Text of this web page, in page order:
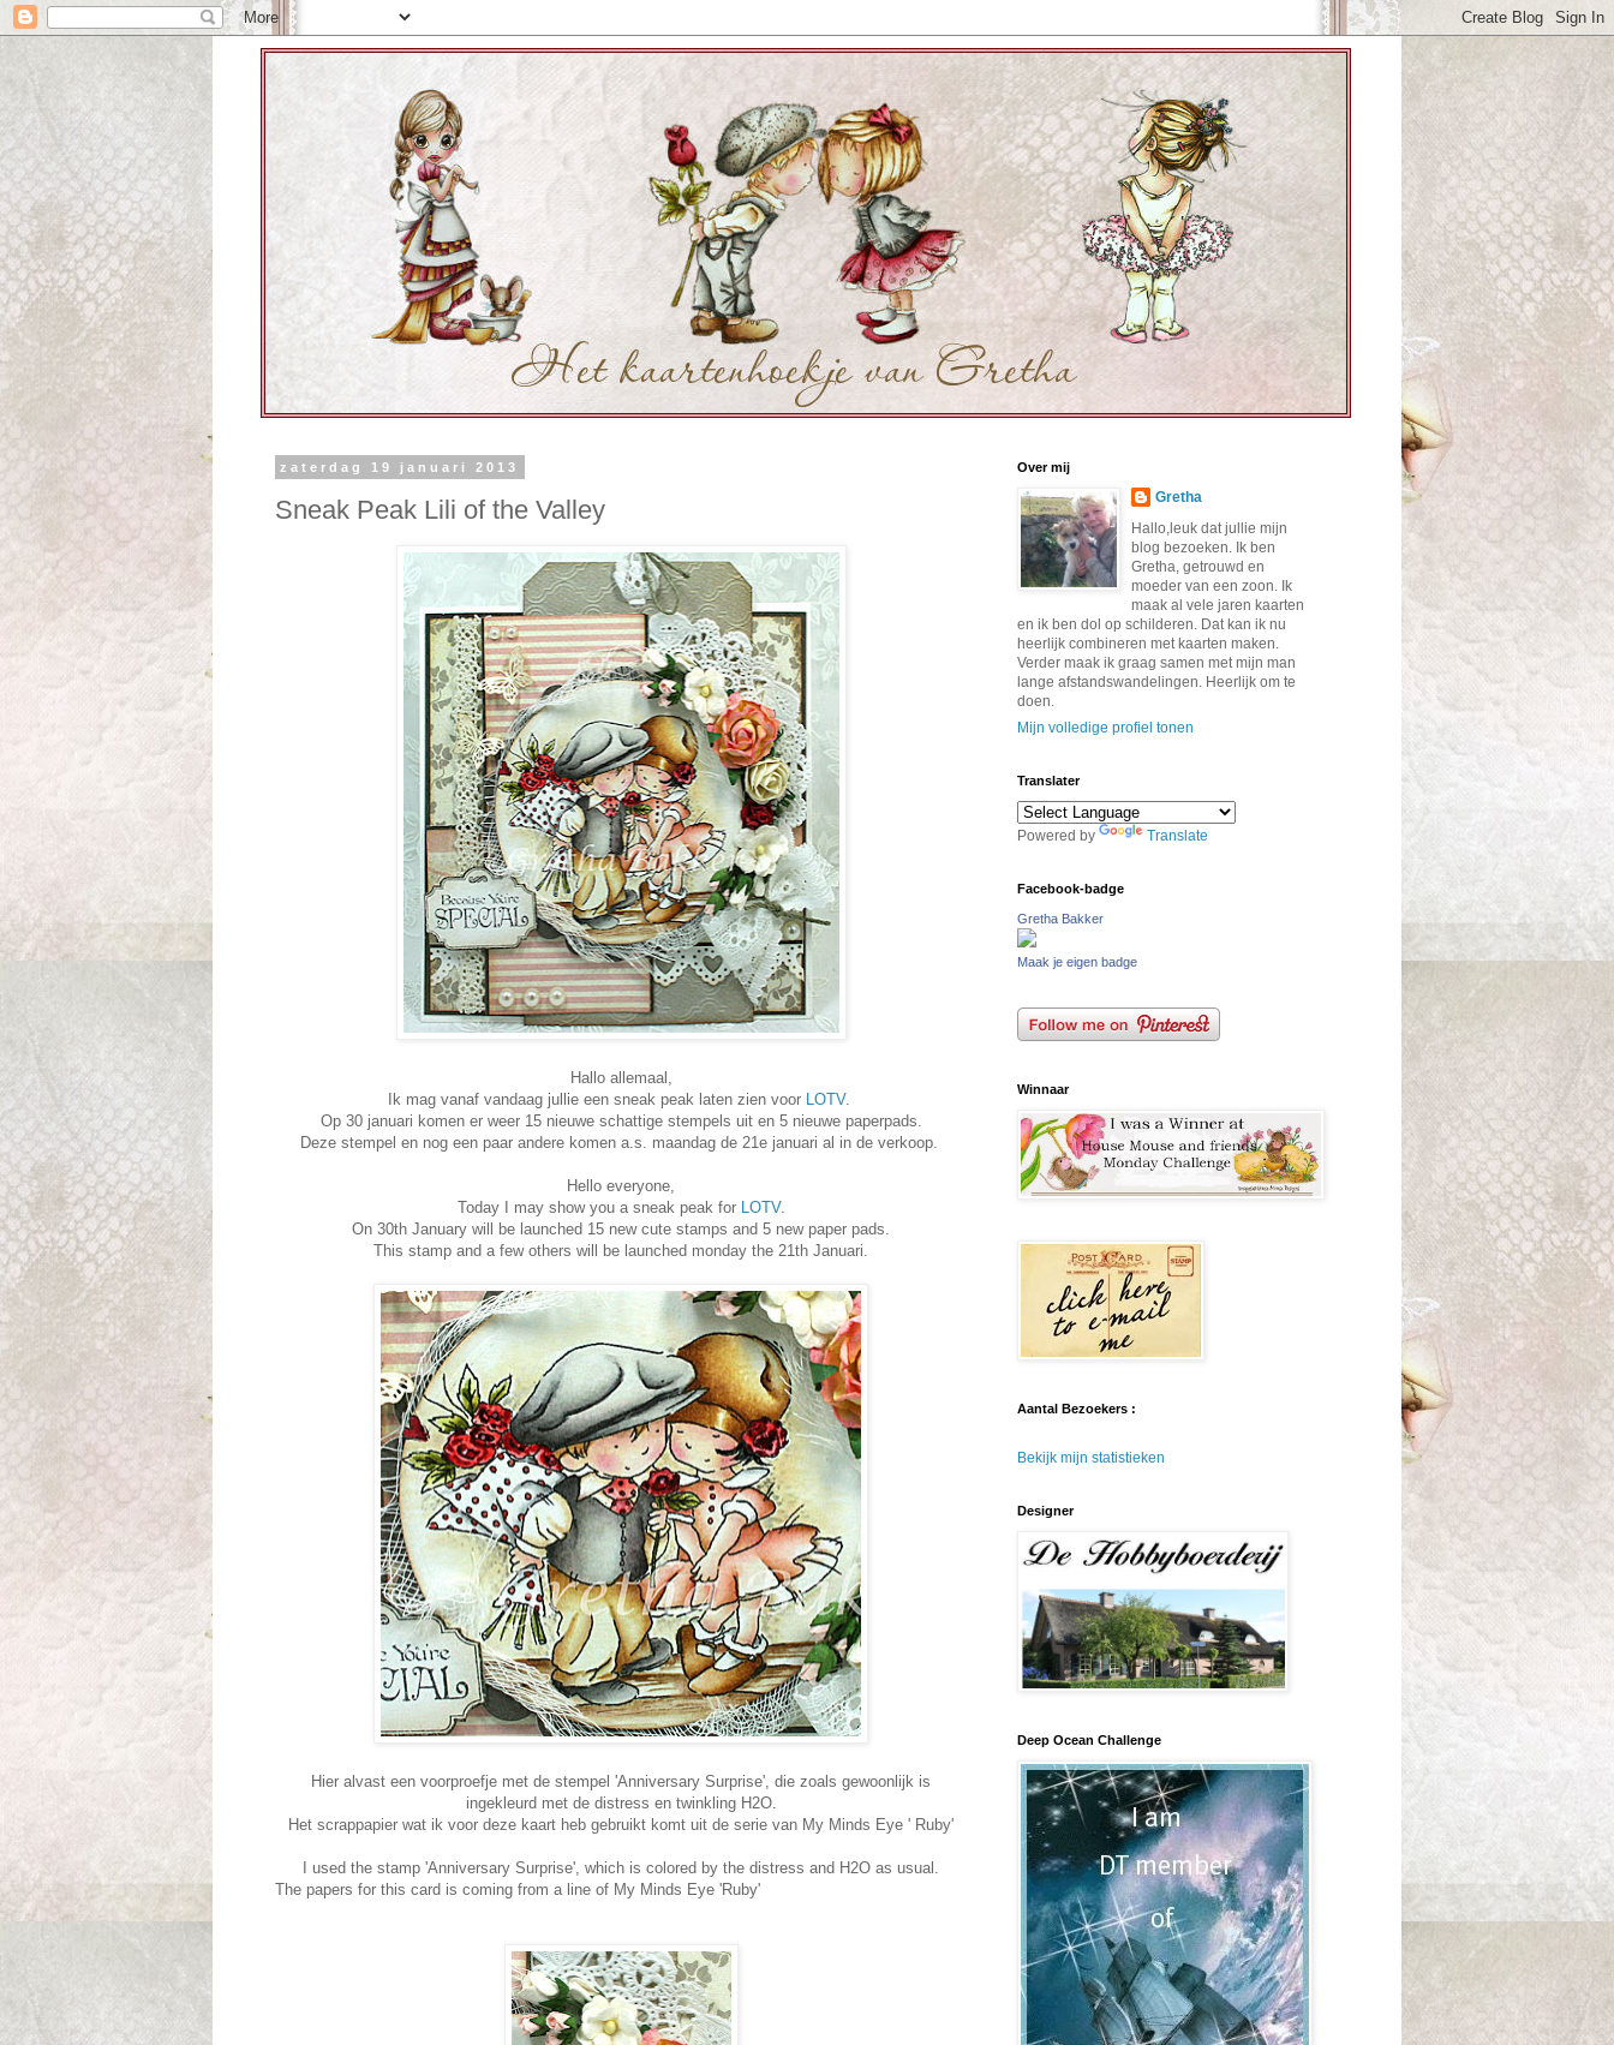
zaterdag 19 januari 2013
Sneak Peak Lili of the Valley
Hallo allemaal,
Ik mag vanaf vandaag jullie een sneak peak laten zien voor LOTV.
Op 30 januari komen er weer 15 nieuwe schattige stempels uit en 5 nieuwe paperpads.
Deze stempel en nog een paar andere komen a.s. maandag de 21e januari al in de verkoop.
Hello everyone,
Today I may show you a sneak peak for LOTV.
On 30th January will be launched 15 new cute stamps and 5 new paper pads.
This stamp and a few others will be launched monday the 21th Januari.
Hier alvast een voorproefje met de stempel 'Anniversary Surprise', die zoals gewoonlijk is
ingekleurd met de distress en twinkling H2O.
Het scrappapier wat ik voor deze kaart heb gebruikt komt uit de serie van My Minds Eye ' Ruby'
I used the stamp 'Anniversary Surprise', which is colored by the distress and H2O as usual.
The papers for this card is coming from a line of My Minds Eye 'Ruby'
Over mij
Gretha
Hallo,leuk dat jullie mijn
blog bezoeken. Ik ben
Gretha, getrouwd en
moeder van een zoon. Ik
maak al vele jaren kaarten
en ik ben dol op schilderen. Dat kan ik nu
heerlijk combineren met kaarten maken.
Verder maak ik graag samen met mijn man
lange afstandswandelingen. Heerlijk om te
doen.
Mijn volledige profiel tonen
Translater
Powered by Translate
Facebook-badge
Gretha Bakker
Maak je eigen badge
Winnaar
Aantal Bezoekers :
Bekijk mijn statistieken
Designer
Deep Ocean Challenge